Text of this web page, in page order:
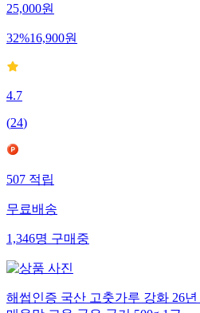
25,000원
32%16,900원
4.7
(24)
507적립
무료배송
1,346명구매중
해썹인증 국산 고춧가루 강화 26